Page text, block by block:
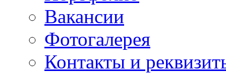
Вакансии
Фотогалерея
Контакты и